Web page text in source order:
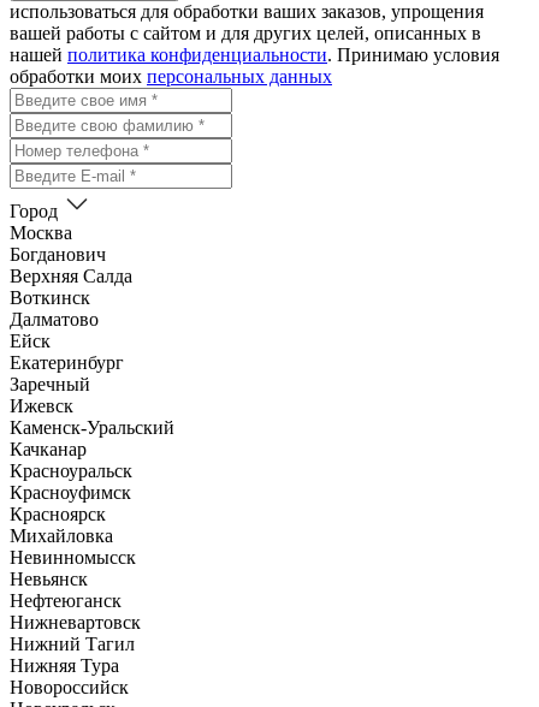
использоваться для обработки ваших заказов, упрощения
вашей работы с сайтом и для других целей, описанных в
нашей политика конфиденциальности. Принимаю условия
обработки моих персональных данных
Город
Москва
Богданович
Верхняя Салда
Воткинск
Далматово
Ейск
Екатеринбург
Заречный
Ижевск
Каменск-Уральский
Качканар
Красноуральск
Красноуфимск
Красноярск
Михайловка
Невинномысск
Невьянск
Нефтеюганск
Нижневартовск
Нижний Тагил
Нижняя Тура
Новороссийск